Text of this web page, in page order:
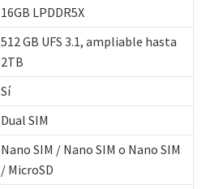
16GB LPDDR5X
512 GB UFS 3.1, ampliable hasta
2TB
Sí
Dual SIM
Nano SIM / Nano SIM o Nano SIM
/ MicroSD